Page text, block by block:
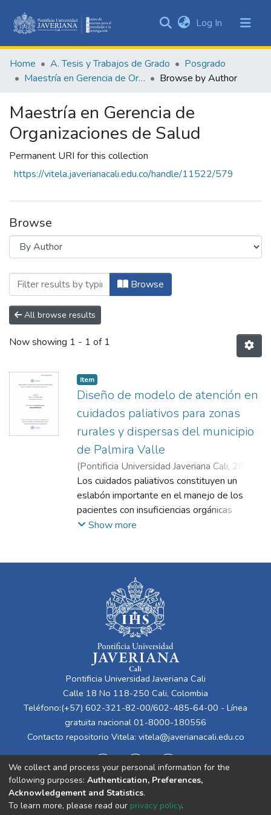
&
Collections
Log In (current)
Home A. Tesis y Trabajos de Grado
Posgrado
Maestría en Gerencia de Organizaciones de Salud
Browse by Author
Maestría en Gerencia de
Organizaciones de Salud
Permanent URI for this collection
https://vitela.javerianacali.edu.co/handle/11522/579
Browse
Browsing Maestría en Gerencia de
Browse
All browse results
Now showing 1 - 1 of 1
Item
Diseño de modelo de atención en
cuidados paliativos para zonas
rurales y dispersas del municipio
de Palmira Valle
(Pontificia Universidad Javeriana Cali, 2023
Álvarez Benavides, Lorena;Romero
Hadechine, Heidis;Ortiz, Jorge Iván
Los cuidados paliativos constituyen un
eslabón importante en el manejo de los
pacientes con insuficiencias orgánicas
crónicas complejas. El cuidado paliativo
el curar, dicho concepto ha de ser incluido
dentro de nuestro quehacer ya que el
mismo es reconocido en el contexto del
derecho humano a la salud.
Caracterizado como el cuidado integral y
proactivo destinado a individuos de todas
las edades que experimentan un sufrimiento
significativo relacionado con la salud,
especialmente derivado de enfermedades
graves y, en particular, para aquellos que se
encuentran en las etapas finales de la vida.
Su propósito fundamental consiste en
mejorar la calidad de vida de los pacientes,
así como la de sus familias y quienes los
cuidan (Radbruch, 2020)
Show more
Pontificia Universidad Javeriana Cali
Calle 18 No 118-250 Cali, Colombia
Teléfono:(+57) 602-321-82-00/602-485-64-00 - Línea
gratuita nacional 01-8000-180556
Contacto repositorio Vitela: vitela@javerianacali.edu.co
We collect and process your personal information for the
following purposes: Authentication, Preferences,
Acknowledgement and Statistics.
To learn more, please read our privacy policy.